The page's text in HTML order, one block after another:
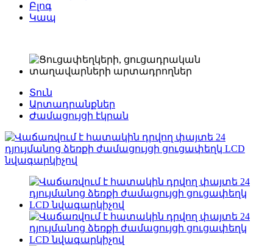
Բլոգ
Կապ
Տուն
Արտադրանքներ
Ժամացույցի էկրան